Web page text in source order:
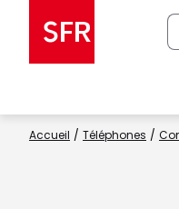
Accueil Téléphones